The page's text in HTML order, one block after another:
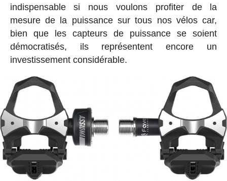
indispensable si nous voulons profiter de la
mesure de la puissance sur tous nos vélos car,
bien que les capteurs de puissance se soient
démocratisés, ils représentent encore un
investissement considérable.